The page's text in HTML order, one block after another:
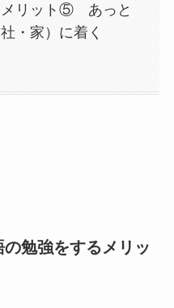
メリット⑤ あっと
・家）に着く
勉強をするメリッ